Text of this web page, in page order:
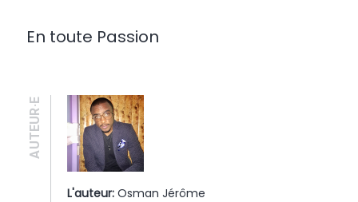
En toute Passion
AUTEUR·E
L'auteur: Osman Jérôme